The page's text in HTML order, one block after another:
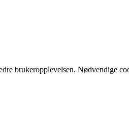
brukeropplevelsen. Nødvendige